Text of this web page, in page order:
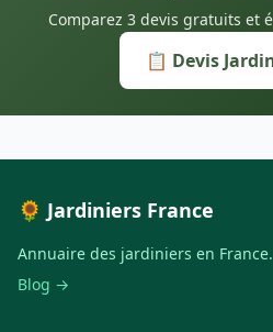
Comparez 3 devis gratuits et
📋 Devis
🌻 Jardiniers France
Annuaire des jardiniers en France.
Blog →